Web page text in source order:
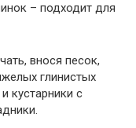
– подходит для
внося песок,
глинистых
кустарники с